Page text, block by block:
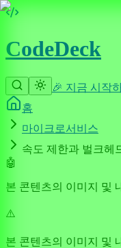
CodeDeck
🎉 지금 시작
홈
마이크로서비스
속도 제한과 벌크헤
🤖
본 콘텐츠의 이미지 및
⚠️
본 콘텐츠의 이미지 및